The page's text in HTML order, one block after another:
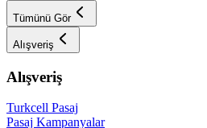
Tümünü Gör
Alışveriş
Alışveriş
Turkcell Pasaj
Pasaj Kampanyalar